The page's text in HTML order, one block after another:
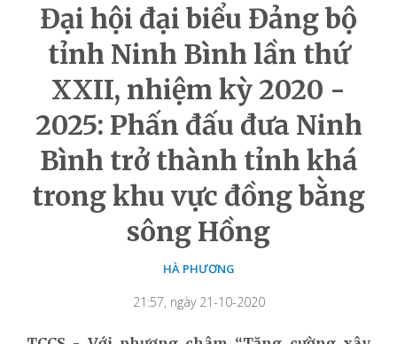
Đại hội đại biểu Đảng bộ
tỉnh Ninh Bình lần thứ
XXII, nhiệm kỳ 2020 -
2025: Phấn đấu đưa Ninh
Bình trở thành tỉnh khá
trong khu vực đồng bằng
sông Hồng
HÀ PHƯƠNG
21:57, ngày 21-10-2020